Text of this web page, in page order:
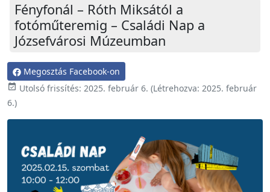
Fényfonál – Róth Miksától a
fotóműteremig – Családi Nap a
Józsefvárosi Múzeumban
Megosztás Facebook-on
 Utolsó frissítés: 2025. február 6. (Létrehozva: 2025. február
6.)